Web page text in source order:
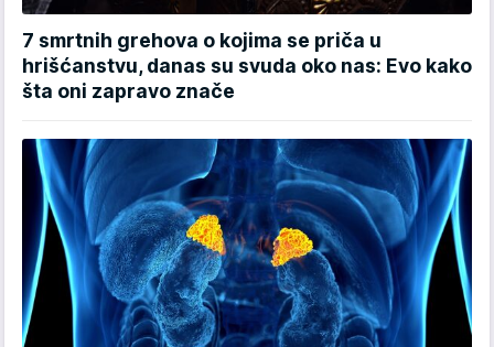
7 smrtnih grehova o kojima se priča u
hrišćanstvu, danas su svuda oko nas: Evo kako
šta oni zapravo znače